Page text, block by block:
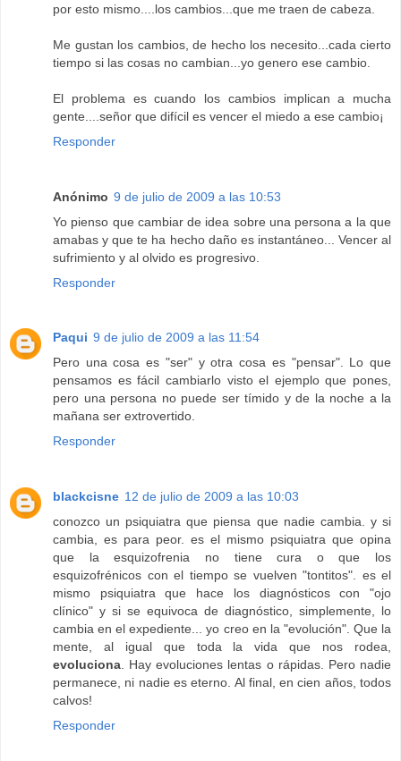
por esto mismo....los cambios...que me traen de cabeza.
Me gustan los cambios, de hecho los necesito...cada cierto
tiempo si las cosas no cambian...yo genero ese cambio.
El problema es cuando los cambios implican a mucha
gente....señor que difícil es vencer el miedo a ese cambio¡
Responder
Anónimo 9 de julio de 2009 a las 10:53
Yo pienso que cambiar de idea sobre una persona a la que
amabas y que te ha hecho daño es instantáneo... Vencer al
sufrimiento y al olvido es progresivo.
Responder
Paqui 9 de julio de 2009 a las 11:54
Pero una cosa es "ser" y otra cosa es "pensar". Lo que
pensamos es fácil cambiarlo visto el ejemplo que pones,
pero una persona no puede ser tímido y de la noche a la
mañana ser extrovertido.
Responder
blackcisne 12 de julio de 2009 a las 10:03
conozco un psiquiatra que piensa que nadie cambia. y si
cambia, es para peor. es el mismo psiquiatra que opina
que la esquizofrenia no tiene cura o que los
esquizofrénicos con el tiempo se vuelven "tontitos". es el
mismo psiquiatra que hace los diagnósticos con "ojo
clínico" y si se equivoca de diagnóstico, simplemente, lo
cambia en el expediente... yo creo en la "evolución". Que la
mente, al igual que toda la vida que nos rodea,
evoluciona. Hay evoluciones lentas o rápidas. Pero nadie
permanece, ni nadie es eterno. Al final, en cien años, todos
calvos!
Responder